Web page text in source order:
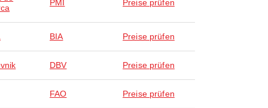
PMI Preise prüfen
BIA Preise prüfen
DBV Preise prüfen
FAO Preise prüfen